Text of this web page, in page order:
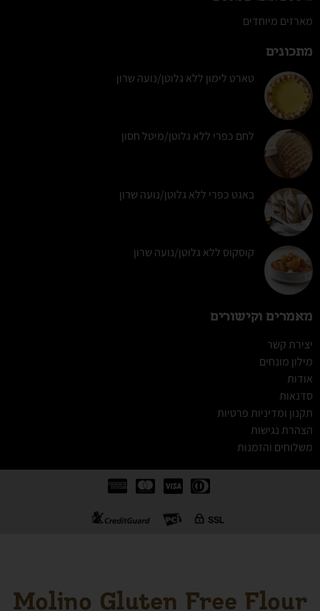
מארזים מיוחדים
מתכונים
טארט לימון ללא גלוטן/נועה שרון
לחם כפרי ללא גלוטן/מיטל חסון
באגט כפרי ללא גלוטן/נועה שרון
קוסקוס ללא גלוטן/נועה שרון
מאמרים וקישורים
יצירת קשר
מילון מונחים
אודות
סדנאות
תקנון ומדיניות פרטיות
הצהרת נגישות
משלוחים והזמנות
Molino Gluten Free Flour